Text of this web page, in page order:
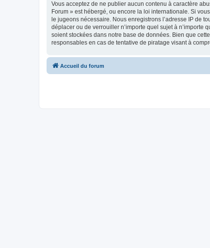
Vous acceptez de ne publier aucun contenu à caractère
Forum » est hébergé, ou encore la loi internationale. Si
le jugeons nécessaire. Nous enregistrons l’adresse IP de
déplacer ou de verrouiller n’importe quel sujet à n’importe
soient stockées dans notre base de données. Bien que
responsables en cas de tentative de piratage visant à
Accueil du forum